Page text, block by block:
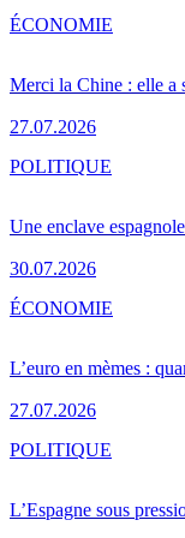
Merci la Chine : elle a
27.07.2026
ÉCONOMIE
Une enclave
30.07.2026
POLITIQUE
L’euro en mèmes :
27.07.2026
ÉCONOMIE
L’Espagne sous
POLITIQUE